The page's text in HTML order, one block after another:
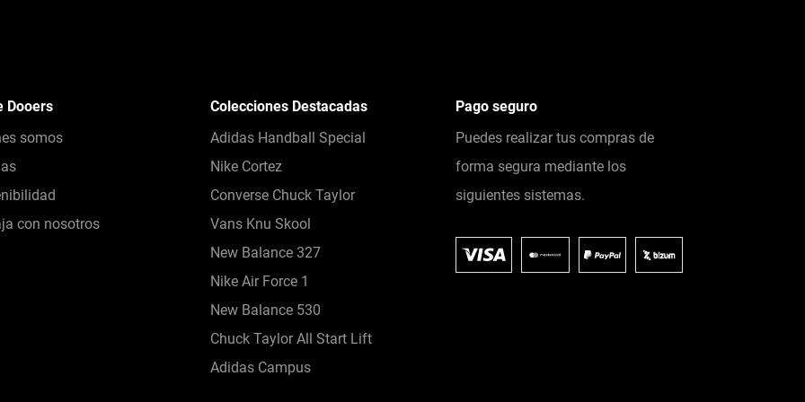
Dooers
somos
con nosotros
Colecciones Destacadas
Adidas Handball Special
Nike Cortez
Converse Chuck Taylor
Vans Knu Skool
New Balance 327
Nike Air Force 1
New Balance 530
Chuck Taylor All Start Lift
Adidas Campus
Pago seguro
Puedes realizar tus compras de
forma segura mediante los
siguientes sistemas.